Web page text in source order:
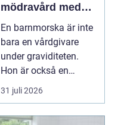
mödravård med
barnmorska i
malmö
En barnmorska är inte
bara en vårdgivare
under graviditeten.
Hon är också en
följeslagare genom
fler...
31 juli 2026